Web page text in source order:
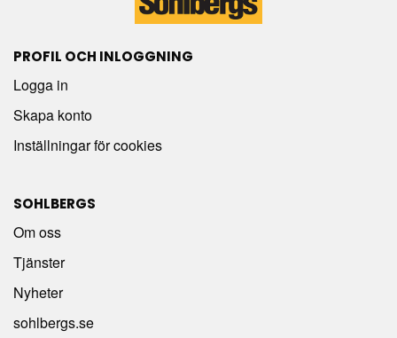
PROFIL OCH INLOGGNING
Logga in
Skapa konto
Inställningar för cookies
SOHLBERGS
Om oss
Tjänster
Nyheter
sohlbergs.se